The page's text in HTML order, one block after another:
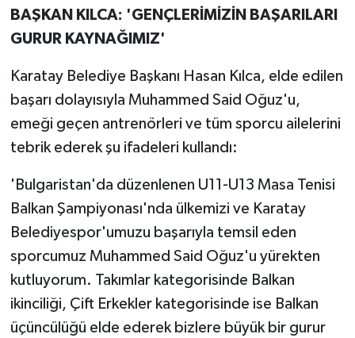
BAŞKAN KILCA: 'GENÇLERİMİZİN BAŞARILARI
GURUR KAYNAĞIMIZ'
Karatay Belediye Başkanı Hasan Kılca, elde edilen
başarı dolayısıyla Muhammed Said Oğuz'u,
emeği geçen antrenörleri ve tüm sporcu ailelerini
tebrik ederek şu ifadeleri kullandı:
'Bulgaristan'da düzenlenen U11-U13 Masa Tenisi
Balkan Şampiyonası'nda ülkemizi ve Karatay
Belediyespor'umuzu başarıyla temsil eden
sporcumuz Muhammed Said Oğuz'u yürekten
kutluyorum. Takımlar kategorisinde Balkan
ikinciliği, Çift Erkekler kategorisinde ise Balkan
üçüncülüğü elde ederek bizlere büyük bir gurur